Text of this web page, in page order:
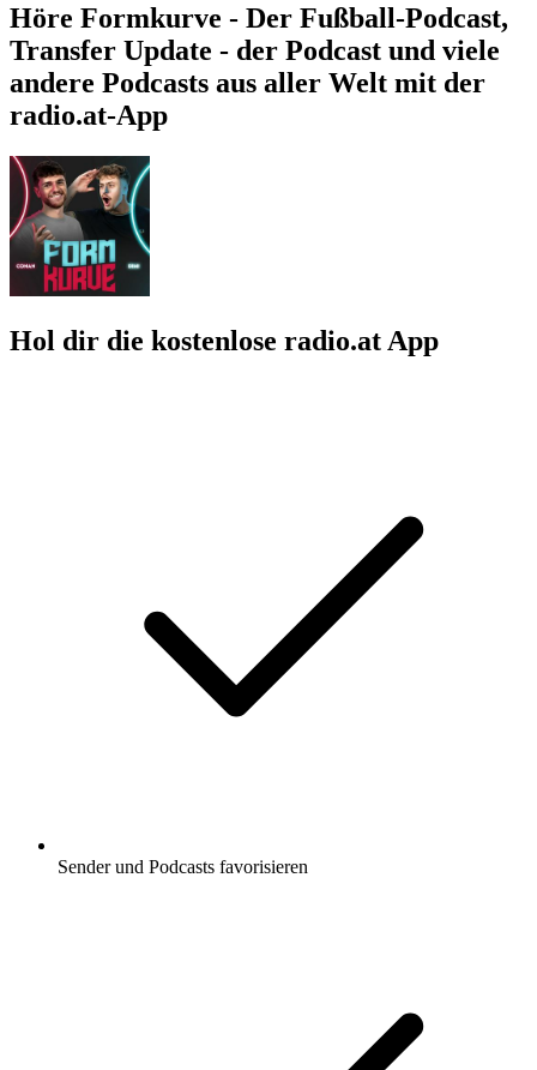
Höre Formkurve - Der Fußball-Podcast,
Transfer Update - der Podcast und viele
andere Podcasts aus aller Welt mit der
radio.at-App
Hol dir die kostenlose radio.at App
Sender und Podcasts favorisieren